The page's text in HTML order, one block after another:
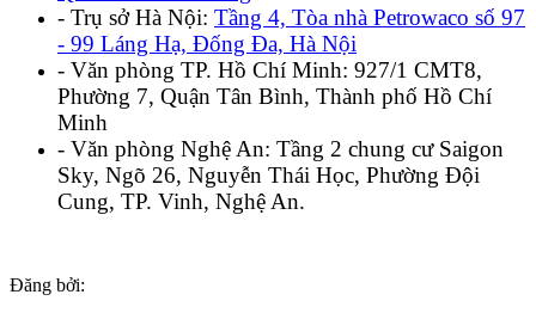
- Trụ sở Hà Nội: Tầng 4, Tòa nhà Petrowaco số 97
- 99 Láng Hạ, Đống Đa, Hà Nội
- Văn phòng TP. Hồ Chí Minh: 927/1 CMT8,
Phường 7, Quận Tân Bình, Thành phố Hồ Chí
Minh
- Văn phòng Nghệ An: Tầng 2 chung cư Saigon
Sky, Ngõ 26, Nguyễn Thái Học, Phường Đội
Cung, TP. Vinh, Nghệ An.
Đăng bởi: